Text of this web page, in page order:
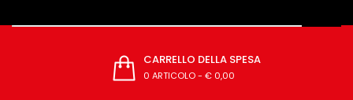
CARRELLO DELLA SPESA
0 ARTICOLO- € 0,00